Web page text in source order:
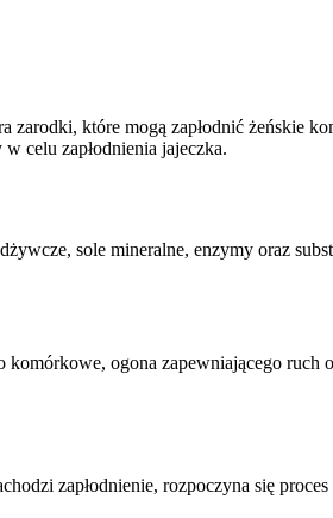
które mogą zapłodnić żeńskie
celu zapłodnienia jajeczka.
sole mineralne, enzymy oraz
komórkowe, ogona zapewniającego
zapłodnienie, rozpoczyna się